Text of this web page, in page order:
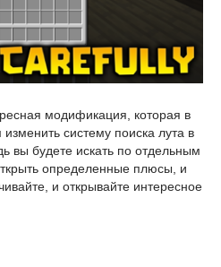
модификация, которая в
систему поиска лута в
вы будете искать по отдельным
определенные плюсы, и
и открывайте интересное